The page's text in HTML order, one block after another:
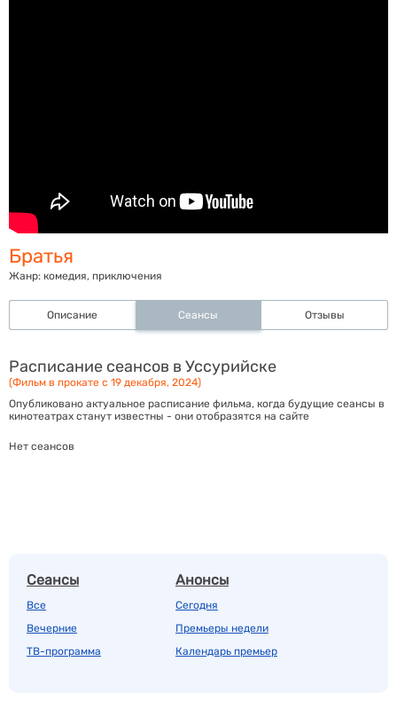
Братья
Жанр: комедия, приключения
Описание Сеансы Отзывы
Расписание сеансов в Уссурийске
(Фильм в прокате с 19 декабря, 2024)
Опубликовано актуальное расписание фильма, когда будущие сеансы в
кинотеатрах станут известны - они отобразятся на сайте
Нет сеансов
Сеансы
Все
Вечерние
ТВ-программа
Анонсы
Сегодня
Премьеры недели
Календарь премьер